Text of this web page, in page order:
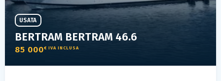
BERTRAM BERTRAM 46.6
85 000€ IVA INCLUSA
USATA